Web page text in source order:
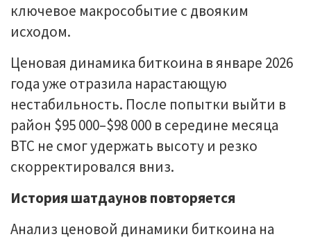
ключевое макрособытие с двояким
исходом.
Ценовая динамика биткоина в январе 2026
года уже отразила нарастающую
нестабильность. После попытки выйти в
район $95 000–$98 000 в середине месяца
BTC не смог удержать высоту и резко
скорректировался вниз.
История шатдаунов повторяется
Анализ ценовой динамики биткоина на